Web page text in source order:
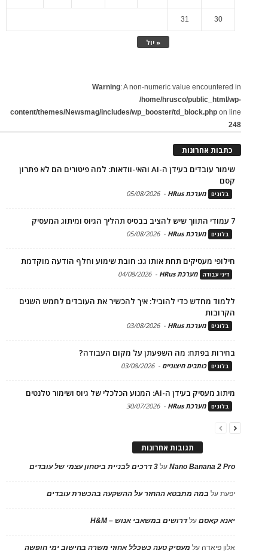
« יול
30
31
Warning: A non-numeric value encountered in
/home/hrusco/public_html/wp-
content/themes/Newsmag/includes/wp_booster/td_block.php on line
248
כתבות אחרונות
שימור עובדים בעידן ה-AI והאי-וודאות: למה פיטורים הם לא פתרון
קסם
בלוגים מערכת HRus -
05/08/2026
7 עמודי התווך שיש להציב בבסיס תהליך הגיוס ומיתוג המעסיק
בלוגים מערכת HRus -
05/08/2026
חילופי מעסיקים תחת אותו גג: חובת שימוע וחלף הודעה מוקדמת
דיני עבודה מערכת HRus -
04/08/2026
ללמוד מחדש כדי להוביל: איך להכשיר את העובדים לחמש השנים
הקרובות
בלוגים מערכת HRus -
03/08/2026
בחירות בפתח: מה השפעתן על מקום העבודה?
בלוגים כותבים חיצוניים -
03/08/2026
מיתוג מעסיק בעידן ה-AI: המנוע הכלכלי של גיוס ושימור טלנטים
בלוגים מערכת HRus -
30/07/2026
תגובות אחרונות
Nano Banana 2 Proעל 3 דרכים לבניית ביטחון עצמי של עובדים
יפעתעל במה מתבטא ההחזר על ההשקעה בהכשרת עובדים
יאנא קאסםעלדרושים במשאבי אנוש – H&M
אלון פיאדה על מעסיק טעה כשכלל אחוזי משרה בחישוב ימי חופשה